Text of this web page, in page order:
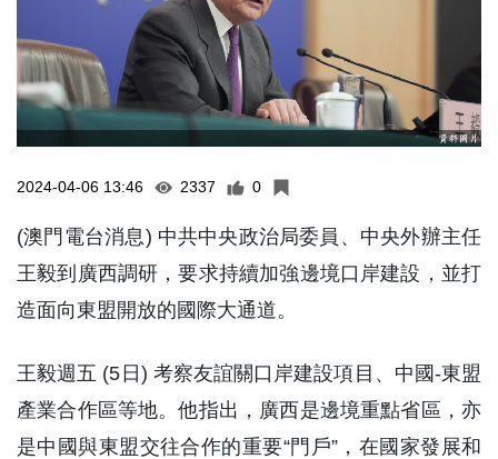
2024-04-06 13:46 2337 0
(澳門電台消息) 中共中央政治局委員、中央外辦主任
王毅到廣西調研，要求持續加強邊境口岸建設，並打
造面向東盟開放的國際大通道。
王毅週五 (5日) 考察友誼關口岸建設項目、中國-東盟
產業合作區等地。他指出，廣西是邊境重點省區，亦
是中國與東盟交往合作的重要“門戶”，在國家發展和